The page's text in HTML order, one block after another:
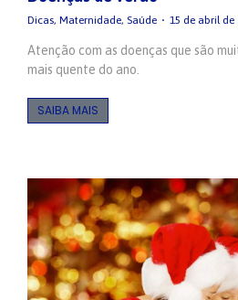
Dicas, Maternidade, Saúde 15 de abril de
Atenção com as doenças que são
mais quente do ano.
SAIBA MAIS